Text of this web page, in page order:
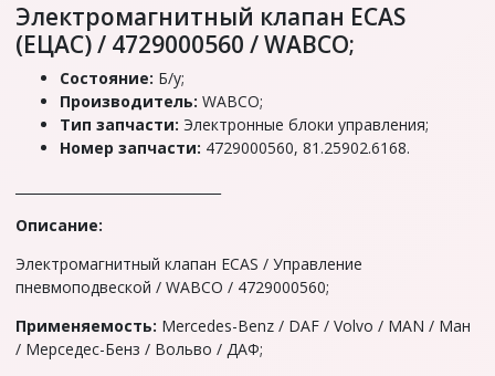
Электромагнитный клапан ECAS
(ЕЦАС) / 4729000560 / WABCO;
Состояние: Б/у;
Производитель: WABCO;
Тип запчасти: Электронные блоки управления;
Номер запчасти: 4729000560, 81.25902.6168.
Описание:
Электромагнитный клапан ECAS / Управление
пневмоподвеской / WABCO / 4729000560;
Применяемость: Mercedes-Benz / DAF / Volvo / MAN / Мaн
/ Меpсeдес-Бенз / Boльво / ДAФ;